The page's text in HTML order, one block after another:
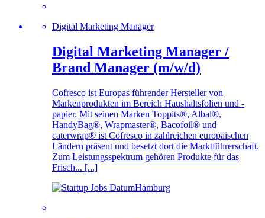
Digital Marketing Manager
Digital Marketing Manager /
Brand Manager (m/w/d)
Cofresco ist Europas führender Hersteller von
Markenprodukten im Bereich Haushaltsfolien und -
papier. Mit seinen Marken Toppits®, Albal®,
HandyBag®, Wrapmaster®, Bacofoil® und
caterwrap® ist Cofresco in zahlreichen europäischen
Ländern präsent und besetzt dort die Marktführerschaft.
Zum Leistungsspektrum gehören Produkte für das
Frisch... [...]
Hamburg